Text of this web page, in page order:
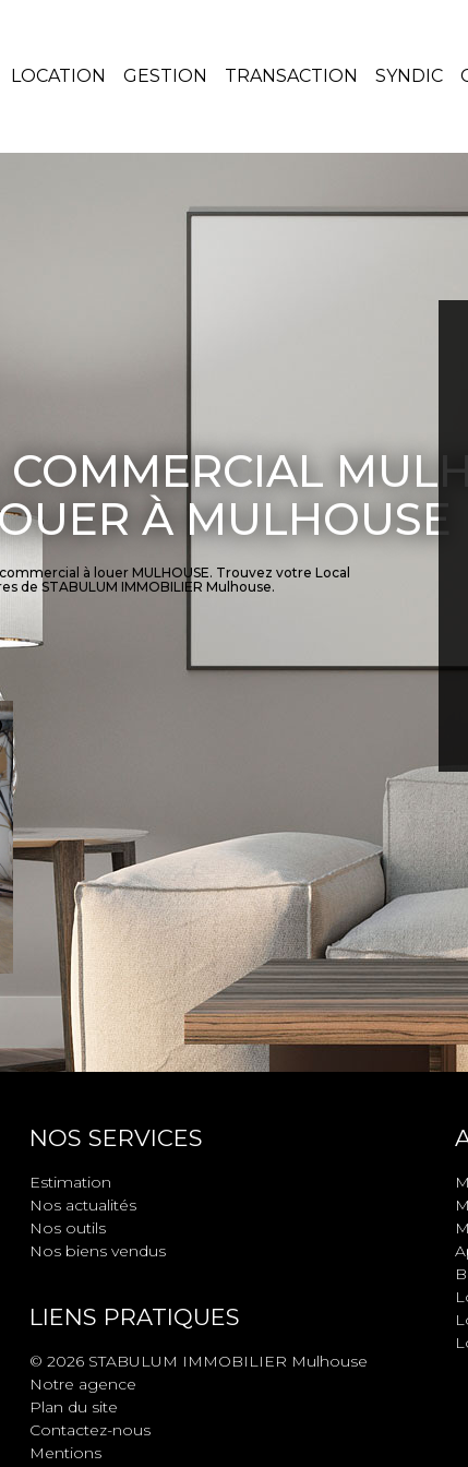
LOCATION GESTION TRANSACTION SYNDIC
À MULHOUSE
à louer MULHOUSE. Trouvez votre Local
de STABULUM IMMOBILIER Mulhouse.
NOS SERVICES
Estimation
Nos actualités
Nos outils
Nos biens vendus
LIENS PRATIQUES
© 2026 STABULUM IMMOBILIER Mulhouse
Notre agence
Plan du site
Contactez-nous
Mentions